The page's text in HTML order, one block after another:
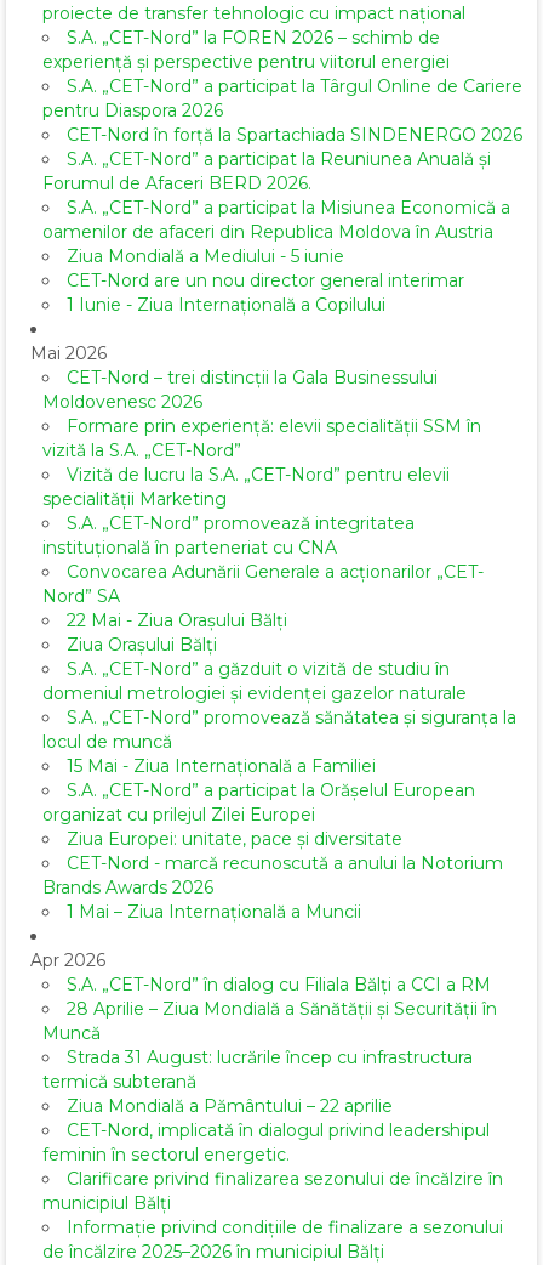
proiecte de transfer tehnologic cu impact național
S.A. „CET-Nord” la FOREN 2026 – schimb de
experiență și perspective pentru viitorul energiei
S.A. „CET-Nord” a participat la Târgul Online de Cariere
pentru Diaspora 2026
CET-Nord în forță la Spartachiada SINDENERGO 2026
S.A. „CET-Nord” a participat la Reuniunea Anuală și
Forumul de Afaceri BERD 2026.
S.A. „CET-Nord” a participat la Misiunea Economică a
oamenilor de afaceri din Republica Moldova în Austria
Ziua Mondială a Mediului - 5 iunie
CET-Nord are un nou director general interimar
1 Iunie - Ziua Internațională a Copilului
Mai 2026
CET-Nord – trei distincții la Gala Businessului
Moldovenesc 2026
Formare prin experiență: elevii specialității SSM în
vizită la S.A. „CET-Nord”
Vizită de lucru la S.A. „CET-Nord” pentru elevii
specialității Marketing
S.A. „CET-Nord” promovează integritatea
instituțională în parteneriat cu CNA
Convocarea Adunării Generale a acționarilor „CET-
Nord” SA
22 Mai - Ziua Orașului Bălți
Ziua Orașului Bălți
S.A. „CET-Nord” a găzduit o vizită de studiu în
domeniul metrologiei și evidenței gazelor naturale
S.A. „CET-Nord” promovează sănătatea și siguranța la
locul de muncă
15 Mai - Ziua Internațională a Familiei
S.A. „CET-Nord” a participat la Orășelul European
organizat cu prilejul Zilei Europei
Ziua Europei: unitate, pace și diversitate
CET-Nord - marcă recunoscută a anului la Notorium
Brands Awards 2026
1 Mai – Ziua Internațională a Muncii
Apr 2026
S.A. „CET-Nord” în dialog cu Filiala Bălți a CCI a RM
28 Aprilie – Ziua Mondială a Sănătății și Securității în
Muncă
Strada 31 August: lucrările încep cu infrastructura
termică subterană
Ziua Mondială a Pământului – 22 aprilie
CET-Nord, implicată în dialogul privind leadershipul
feminin în sectorul energetic.
Clarificare privind finalizarea sezonului de încălzire în
municipiul Bălți
Informație privind condițiile de finalizare a sezonului
de încălzire 2025–2026 în municipiul Bălți